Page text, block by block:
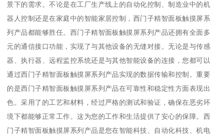
景下的需求。不论是在工厂生产线上的自动化控制、制造业中的机
器人控制还是在家庭中的智能家居控制，西门子精智面板触摸屏系
列产品都能够胜任。西门子精智面板触摸屏系列产品还拥有全面多
元的通信接口功能，实现了与其他设备的无缝对接。无论是与传感
器、执行器、远程监控系统还是与其他智能设备的连接，您都可以
通过西门子精智面板触摸屏系列产品实现的数据传输和控制。重要
的是西门子精智面板触摸屏系列产品在可靠性和稳定性方面表现出
色。采用了的工艺和材料，经过严格的测试和验证，确保在恶劣环
境下都能够正常工作。这为您的工作和生活提供了安心的保障。西
门子精智面板触摸屏系列产品是您在智能科技、自动化科技、机电